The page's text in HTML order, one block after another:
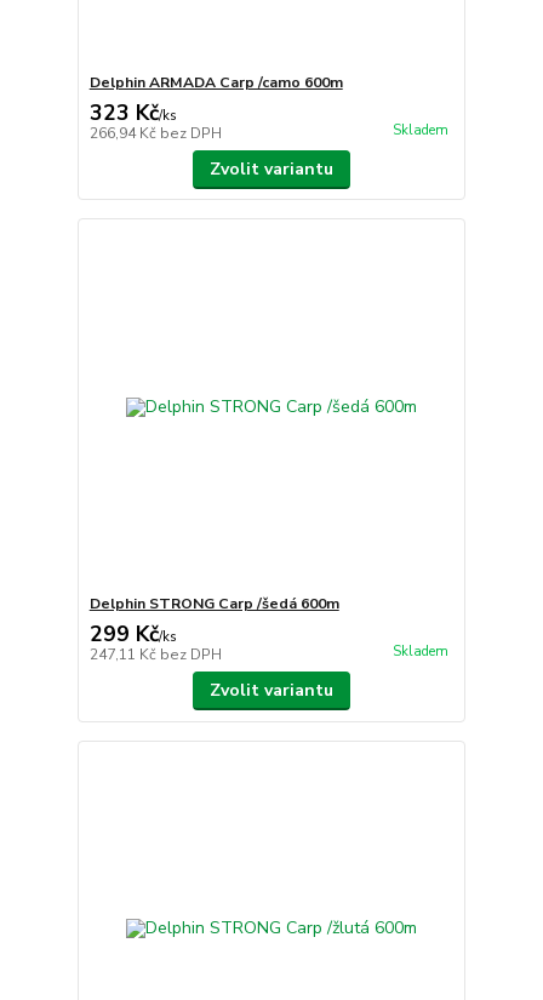
Delphin ARMADA Carp /camo 600m
323 Kč/ks
266,94 Kč bez DPH Skladem
Zvolit variantu
Delphin STRONG Carp /šedá 600m
299 Kč/ks
247,11 Kč bez DPH Skladem
Zvolit variantu